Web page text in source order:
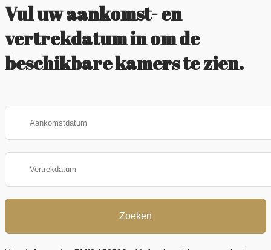
Vul uw aankomst- en
vertrekdatum in om de
beschikbare kamers te zien.
Zoeken